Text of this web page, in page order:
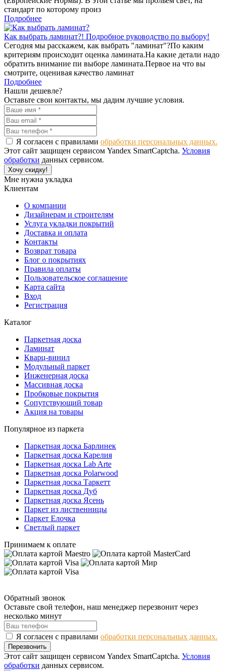
стандарт по которому произ
Подробнее
Как выбрать ламинат?! Подробное руководство по выбору!
Сегодня мы расскажем, как выбрать "ламинат"?По каким
критериям происходит оценка ламината.На какие детали надо
обратить внимание пи выборе ламината.Первое на что вы
смотрите, оценивая качество ламинат
Подробнее
Нашли дешевле?
Оставьте свои контакты, мы дадим лучшие условия.
Я согласен с правилами обработки персональных данных.
Этот сайт защищен сервисом Yandex SmartCaptcha. Условия
обработки данных сервисом.
Хочу скидку!
Мне нужна укладка
Клиентам
О компании
Дизайнерам и строителям
Услуга укладки покрытий
Доставка и оплата
Контакты
Возврат товара
Блог о покрытиях
Правила оплаты
Пользовательское соглашение
Карта сайта
Вход
Регистрация
Каталог
Паркетная доска
Ламинат
Кварц-винил
Модульный паркет
Инженерная доска
Массивная доска
Пробковые покрытия
Сопутствующий товар
Акция на товары
Популярное из паркета
Паркетная доска Барлинек
Паркетная доска Карелия
Паркетная доска Lab Arte
Паркетная доска Polarwood
Паркетная доска Таркетт
Паркетная доска Дуб
Паркетная доска Ясень
Паркет из лиственницы
Паркет Елочка
Светлый паркет
Принимаем к оплате
Обратный звонок
Оставьте свой телефон, наш менеджер перезвонит через
несколько минут
Я согласен с правилами обработки персональных данных.
Перезвонить
Этот сайт защищен сервисом Yandex SmartCaptcha. Условия
обработки данных сервисом.